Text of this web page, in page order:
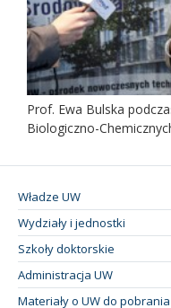
Prof. Ewa Bulska
Biologiczno-
Władze UW
Wydziały i jednostki
Szkoły doktorskie
Administracja UW
Materiały o UW do pobrania